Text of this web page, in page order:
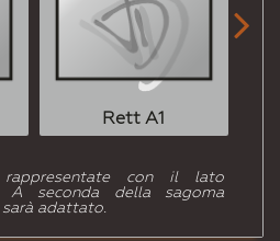
Rett A1

con il lato
seconda della sagoma
adattato.